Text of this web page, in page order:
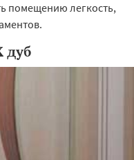
помещению легкость,
дуб